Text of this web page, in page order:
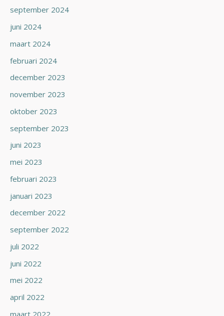
september 2024
juni 2024
maart 2024
februari 2024
december 2023
november 2023
oktober 2023
september 2023
juni 2023
mei 2023
februari 2023
januari 2023
december 2022
september 2022
juli 2022
juni 2022
mei 2022
april 2022
maart 2022